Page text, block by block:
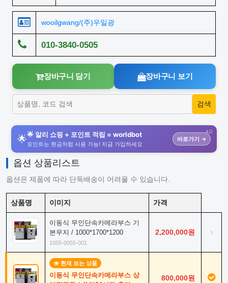
wooilgwang/(주)우일광
010-3840-0505
장바구니 담기 장바구니 보기
AD
🌟🌟 알리 쇼핑 + 포인트 적립 = worldbot
포인트는 현금처럼 사용 가능! 지금 가입하세요
바로가기 →
옵션 상품리스트
옵션은 제품에 따라 단독배송이 어려울 수 있습니다.
상품명 이미지 가격
이동식 무인단속카메라부스 기
본무지 / 1000*1700*1200
1055-0055-001
2,200,000원 ›
현재 보는 상품
이동식 무인단속카메라부스 상
800,000원